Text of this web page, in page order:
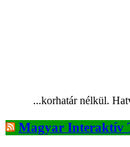
...korhatár nélkül.
Magyar Interaktív